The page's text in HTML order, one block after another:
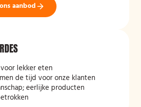
aanbod
voor lekker eten
de tijd voor onze klanten
eerlijke producten